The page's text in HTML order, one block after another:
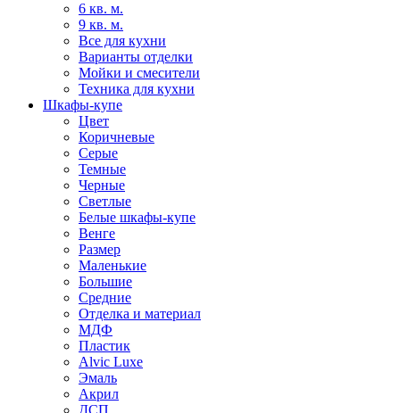
6 кв. м.
9 кв. м.
Все для кухни
Варианты отделки
Мойки и смесители
Техника для кухни
Шкафы-купе
Цвет
Коричневые
Серые
Темные
Черные
Светлые
Белые шкафы-купе
Венге
Размер
Маленькие
Большие
Средние
Отделка и материал
МДФ
Пластик
Alvic Luxe
Эмаль
Акрил
ДСП